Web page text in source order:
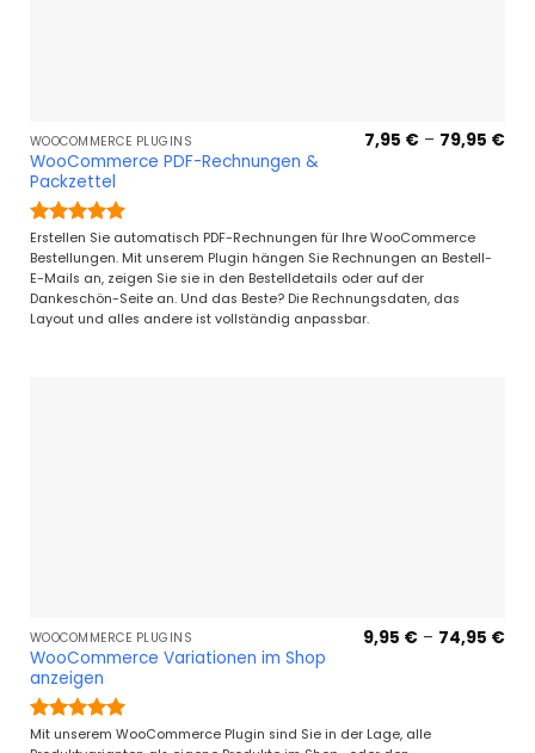
WOOCOMMERCE PLUGINS
WooCommerce PDF-Rechnungen &
Packzettel
Bewertet
mit5von
5
7,95 € – 79,95 €
Erstellen Sie automatisch PDF-Rechnungen für Ihre WooCommerce
Bestellungen. Mit unserem Plugin hängen Sie Rechnungen an Bestell-
E-Mails an, zeigen Sie sie in den Bestelldetails oder auf der
Dankeschön-Seite an. Und das Beste? Die Rechnungsdaten, das
Layout und alles andere ist vollständig anpassbar.
WOOCOMMERCE PLUGINS
WooCommerce Variationen im Shop
anzeigen
Bewertet
9,95 € – 74,95 €
Mit unserem WooCommerce Plugin sind Sie in der Lage, alle